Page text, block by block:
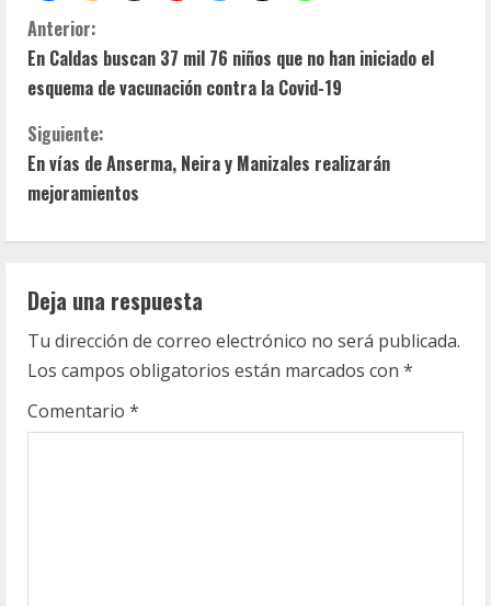
S
i
g
u
e
y
e
n
Anterior:
En Caldas buscan 37 mil 76 niños que no han iniciado el
esquema de vacunación contra la Covid-19
Siguiente:
En vías de Anserma, Neira y Manizales realizarán
mejoramientos
Deja una respuesta
Tu dirección de correo electrónico no será publicada.
Los campos obligatorios están marcados con *
Comentario *